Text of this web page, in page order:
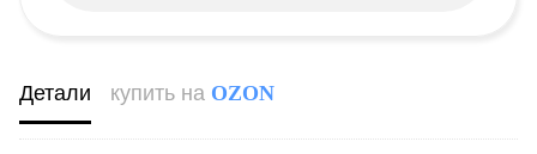
Детали купить на OZON